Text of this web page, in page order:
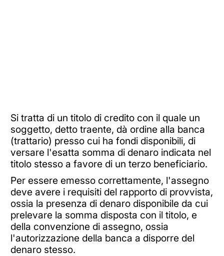
Si tratta di un titolo di credito con il quale un
soggetto, detto traente, dà ordine alla banca
(trattario) presso cui ha fondi disponibili, di
versare l'esatta somma di denaro indicata nel
titolo stesso a favore di un terzo beneficiario.
Per essere emesso correttamente, l'assegno
deve avere i requisiti del rapporto di provvista,
ossia la presenza di denaro disponibile da cui
prelevare la somma disposta con il titolo, e
della convenzione di assegno, ossia
l'autorizzazione della banca a disporre del
denaro stesso.